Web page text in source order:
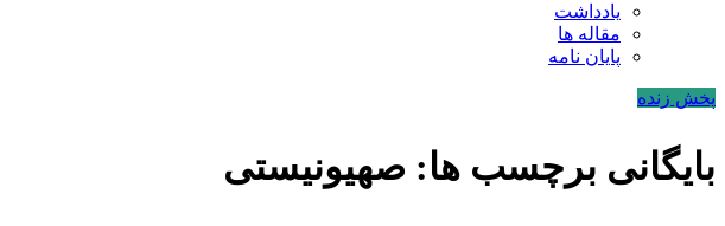
یادداشت
مقاله ها
پایان نامه
پخش زنده
بایگانی برچسب ها: صهیونیستی